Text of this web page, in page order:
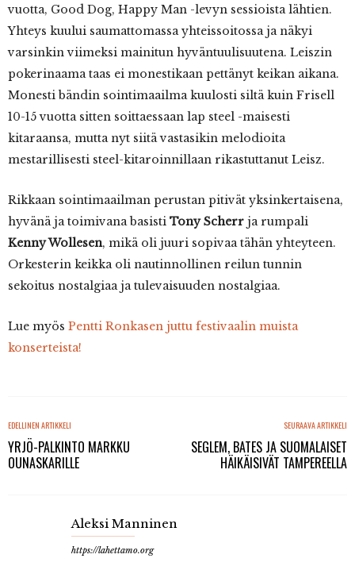
vuotta, Good Dog, Happy Man -levyn sessioista lähtien.
Yhteys kuului saumattomassa yhteissoitossa ja näkyi
varsinkin viimeksi mainitun hyväntuulisuutena. Leiszin
pokerinaama taas ei monestikaan pettänyt keikan aikana.
Monesti bändin sointimaailma kuulosti siltä kuin Frisell
10-15 vuotta sitten soittaessaan lap steel -maisesti
kitaraansa, mutta nyt siitä vastasikin melodioita
mestarillisesti steel-kitaroinnillaan rikastuttanut Leisz.
Rikkaan sointimaailman perustan pitivät yksinkertaisena,
hyvänä ja toimivana basisti Tony Scherr ja rumpali
Kenny Wollesen, mikä oli juuri sopivaa tähän yhteyteen.
Orkesterin keikka oli nautinnollinen reilun tunnin
sekoitus nostalgiaa ja tulevaisuuden nostalgiaa.
Lue myös Pentti Ronkasen juttu festivaalin muista
konserteista!
EDELLINEN ARTIKKELI
YRJÖ-PALKINTO MARKKU
OUNASKARILLE
SEURAAVA ARTIKKELI
SEGLEM, BATES JA SUOMALAISET
HÄIKÄISIVÄT TAMPEREELLA
Aleksi Manninen
https://lahettamo.org